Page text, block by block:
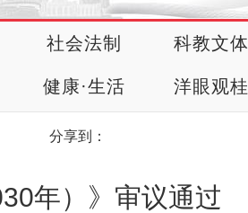
社会法制 科教文体
健康·生活 洋眼观桂
分享到：
年）》审议通过